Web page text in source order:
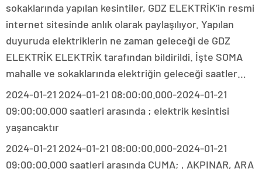
sokaklarında yapılan kesintiler, GDZ ELEKTRİK’in resmi
internet sitesinde anlık olarak paylaşılıyor. Yapılan
duyuruda elektriklerin ne zaman geleceği de GDZ
ELEKTRİK ELEKTRİK tarafından bildirildi. İşte SOMA
mahalle ve sokaklarında elektriğin geleceği saatler…
2024-01-21 2024-01-21 08:00:00.000-2024-01-21
09:00:00.000 saatleri arasında ; elektrik kesintisi
yaşancaktır
2024-01-21 2024-01-21 08:00:00.000-2024-01-21
09:00:00.000 saatleri arasında CUMA; , AKPINAR, ARA